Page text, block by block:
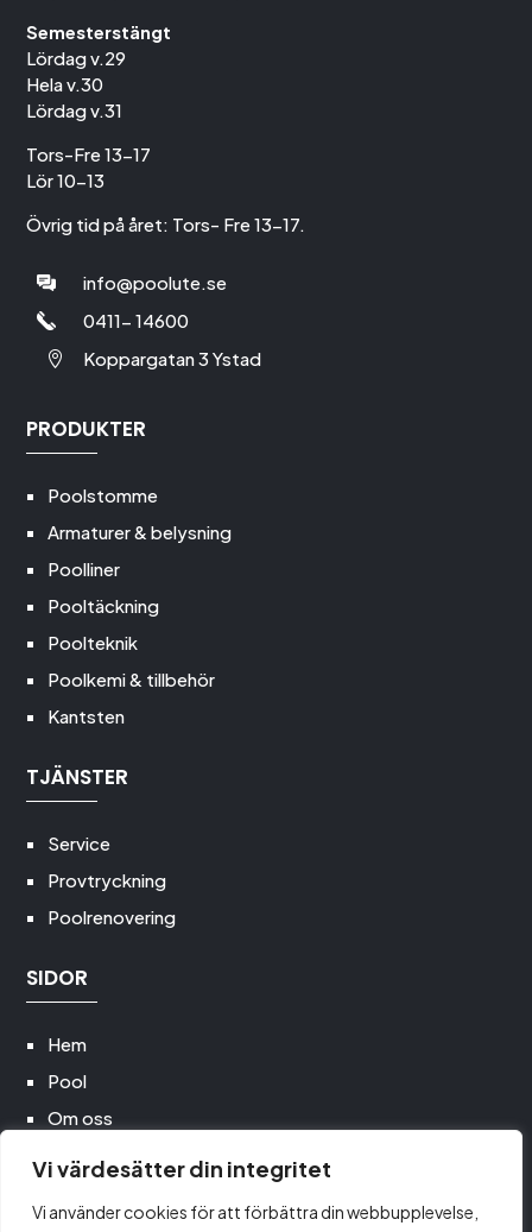
Vi värdesätter din integritet
Vi använder cookies för att förbättra din webbupplevelse,
Semesterstängt
Lördag v.29
Hela v.30
Lördag v.31
Tors-Fre 13-17
Lör 10-13
Övrig tid på året: Tors- Fre 13-17.
info@poolute.se
0411- 14600
 Koppargatan 3 Ystad
PRODUKTER
Poolstomme
Armaturer & belysning
Poolliner
Pooltäckning
Poolteknik
Poolkemi & tillbehör
Kantsten
TJÄNSTER
Service
Provtryckning
Poolrenovering
SIDOR
Hem
Pool
Om oss